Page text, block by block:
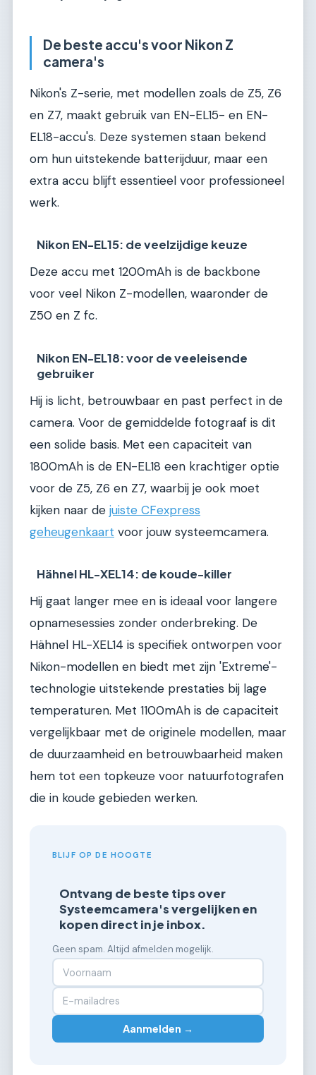
De beste accu's voor Nikon Z
camera's
Nikon's Z-serie, met modellen zoals de Z5, Z6
en Z7, maakt gebruik van EN-EL15- en EN-
EL18-accu's. Deze systemen staan bekend
om hun uitstekende batterijduur, maar een
extra accu blijft essentieel voor professioneel
werk.
Nikon EN-EL15: de veelzijdige keuze
Deze accu met 1200mAh is de backbone
voor veel Nikon Z-modellen, waaronder de
Z50 en Z fc.
Nikon EN-EL18: voor de veeleisende
gebruiker
Hij is licht, betrouwbaar en past perfect in de
camera. Voor de gemiddelde fotograaf is dit
een solide basis. Met een capaciteit van
1800mAh is de EN-EL18 een krachtiger optie
voor de Z5, Z6 en Z7, waarbij je ook moet
kijken naar de juiste CFexpress
geheugenkaart voor jouw systeemcamera.
Hähnel HL-XEL14: de koude-killer
Hij gaat langer mee en is ideaal voor langere
opnamesessies zonder onderbreking. De
Hähnel HL-XEL14 is specifiek ontworpen voor
Nikon-modellen en biedt met zijn 'Extreme'-
technologie uitstekende prestaties bij lage
temperaturen. Met 1100mAh is de capaciteit
vergelijkbaar met de originele modellen, maar
de duurzaamheid en betrouwbaarheid maken
hem tot een topkeuze voor natuurfotografen
die in koude gebieden werken.
BLIJF OP DE HOOGTE
Ontvang de beste tips over
Systeemcamera's vergelijken en
kopen direct in je inbox.
Geen spam. Altijd afmelden mogelijk.
Aanmelden →